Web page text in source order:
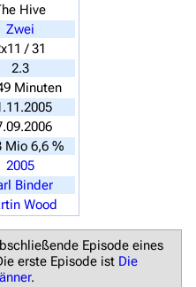
Hive
Zwei
/ 31
2.3
Minuten
Mio 6,6 %
2005
Binder
Wood
Episode eines
erste Episode ist Die
.